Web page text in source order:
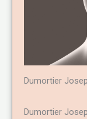
Dumortier
Dumortier